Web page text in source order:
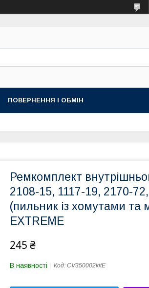
ПОВЕРНЕННЯ І ОБМІН
Ремкомплект
2108-15, 1117-19, 2170-
(пильник із хомутами та
EXTREME
245 ₴
В наявності Код: CV350002kitE